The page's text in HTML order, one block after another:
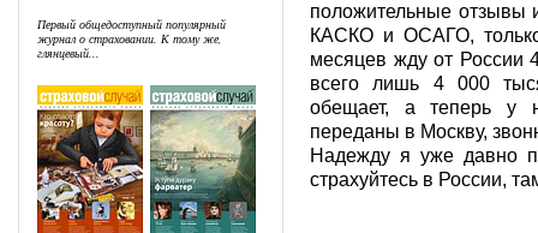
Первый общедоступный популярный
журнал о страховании. К тому же,
глянцевый...
положительные отзывы
КАСКО и ОСАГО,
месяцев жду от России
всего лишь 4 000
обещает, а теперь у
переданы в Москву,
Надежду я уже давно
страхуйтесь в России,